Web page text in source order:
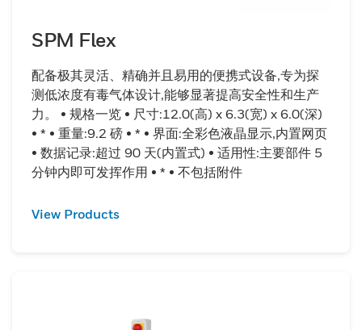
SPM Flex
配备极其灵活、精确并且易用的便携式设备,专为探
测低浓度有毒气体设计,能够显著提高安全性和生产
力。 • 规格一览 • 尺寸:12.0(高) x 6.3(宽) x 6.0(深)
• * • 重量:9.2 磅 • * • 界面:全彩色液晶显示,内置网页
• 数据记录:超过 90 天(内置式) • 适用性:主要部件 5
分钟内即可发挥作用 • * • 不包括附件
View Products